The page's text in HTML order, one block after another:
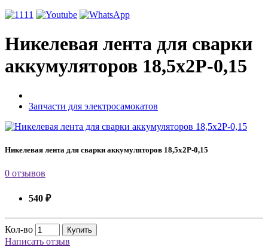
Никелевая лента для сварки
аккумуляторов 18,5х2P-0,15
Запчасти для электросамокатов
Никелевая лента для сварки аккумуляторов 18,5х2P-0,15
0 отзывов
540 ₽
Кол-во Купить
Написать отзыв